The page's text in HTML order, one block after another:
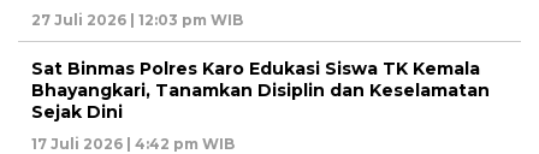
27 Juli 2026 | 12:03 pm WIB
Sat Binmas Polres Karo Edukasi Siswa TK Kemala
Bhayangkari, Tanamkan Disiplin dan Keselamatan
Sejak Dini
17 Juli 2026 | 4:42 pm WIB